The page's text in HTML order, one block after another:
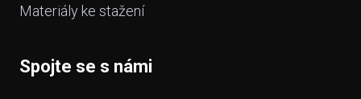
Materiály ke stažení
Spojte se s námi